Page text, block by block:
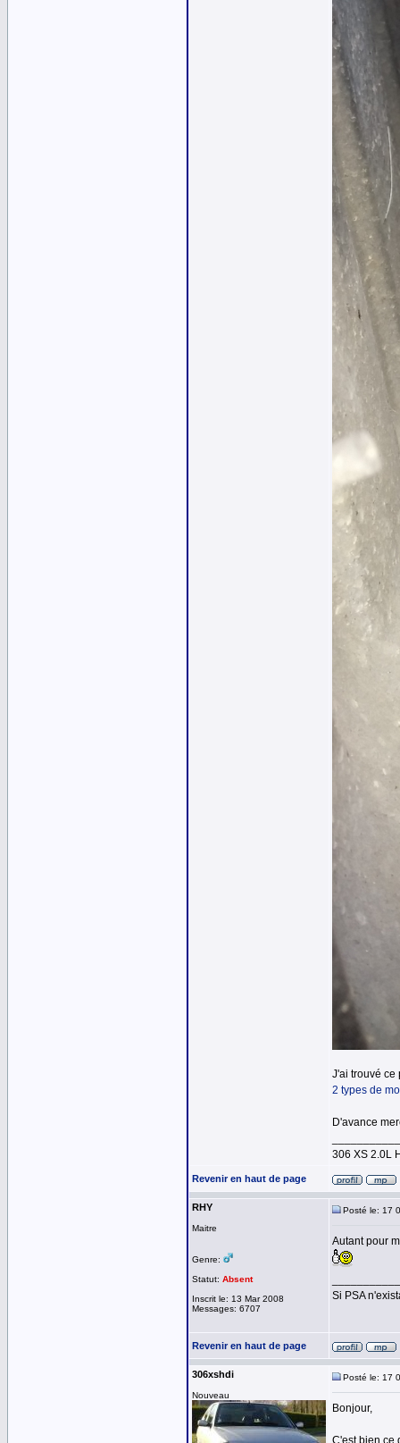
J'ai trouvé ce
2 types de
D'avance
306 XS 2.0L
Revenir en haut de page
RHY
Maitre
Genre:
Statut: Absent
Inscrit le: 13 Mar 2008
Messages: 6707
Posté le: 17
Autant pour
Si PSA
Revenir en haut de page
306xshdi
Nouveau
Posté le: 17
Bonjour,
C'est bien ce